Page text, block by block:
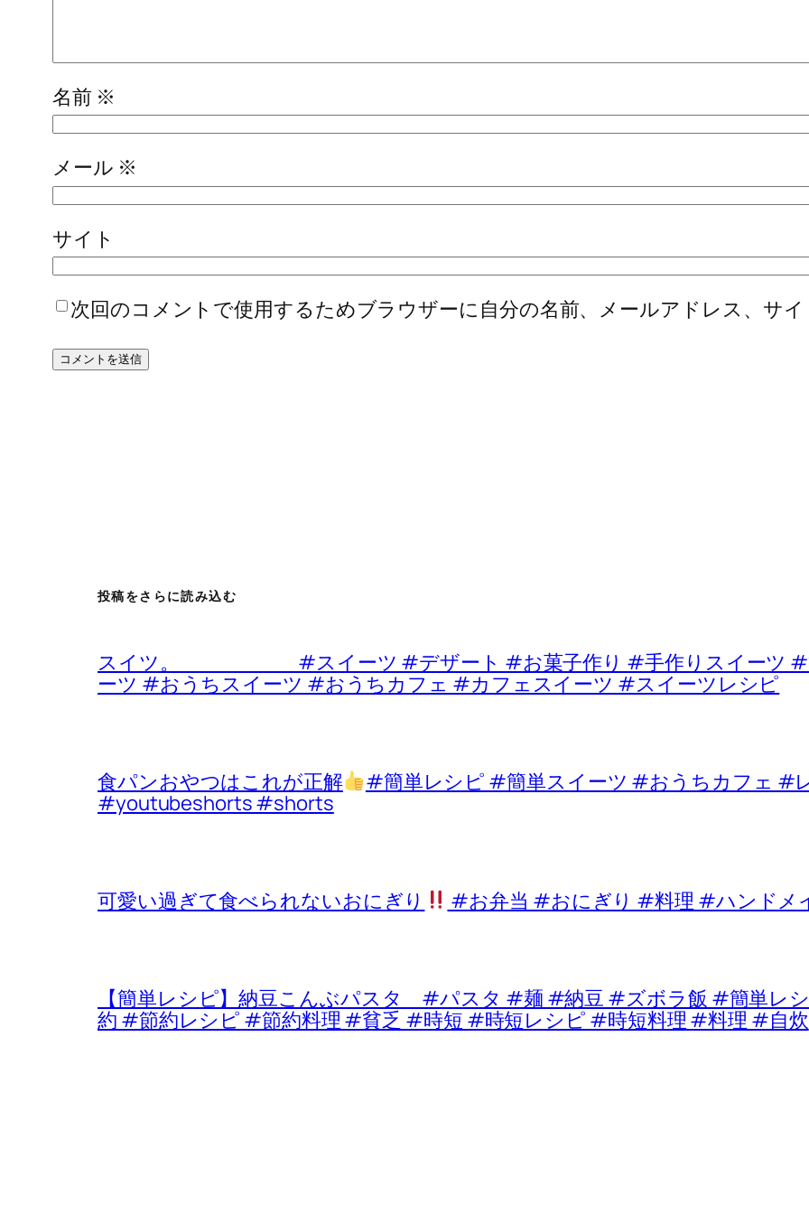
名前 ※
メール ※
サイト
次回のコメントで使用するためブラウザーに自分の名前、メールアドレス、サイ
投稿をさらに読み込む
スイツ。 #スイーツ #デザート #お菓子作り #手作りスイーツ #簡
ーツ #おうちスイーツ #おうちカフェ #カフェスイーツ #スイーツレシピ
食パンおやつはこれが正解
#簡単レシピ #簡単スイーツ #おうちカフェ #
#youtubeshorts #shorts
可愛い過ぎて食べられないおにぎり #お弁当 #おにぎり #料理 #ハンドメ
【簡単レシピ】納豆こんぶパスタ #パスタ #麺 #納豆 #ズボラ飯 #簡単レ
約 #節約レシピ #節約料理 #貧乏 #時短 #時短レシピ #時短料理 #料理 #自炊